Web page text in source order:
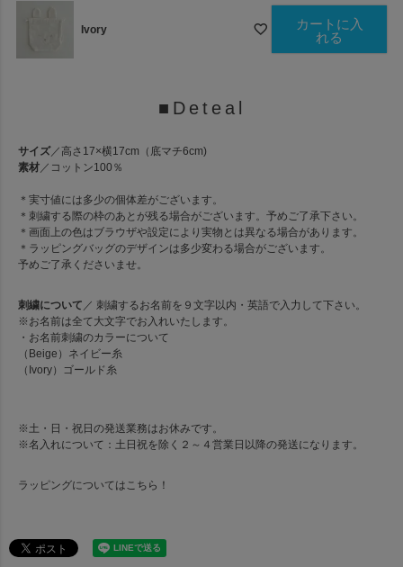
Ivory
カートに入
れる
■Deteal
サイズ／高さ17×横17cm（底マチ6cm)
素材 ／コットン100％
＊実寸値には多少の個体差がございます。
＊刺繍する際の枠のあとが残る場合がございます。予めご了承下さい。
＊画面上の色はブラウザや設定により実物とは異なる場合があります。
＊ラッピングバッグのデザインは多少変わる場合がございます。
予めご了承くださいませ。
刺繍について ／ 刺繍するお名前を９文字以内・英語で入力して下さい。
※お名前は全て大文字でお入れいたします。
・お名前刺繍のカラーについて
（Beige）ネイビー糸
（Ivory）ゴールド糸
※土・日・祝日の発送業務はお休みです。
※名入れについて：土日祝を除く２～４営業日以降の発送になります。
ラッピングについては こちら！